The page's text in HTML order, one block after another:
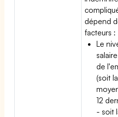
dépend
facteurs :
Le
de
(soit la
12
- soit